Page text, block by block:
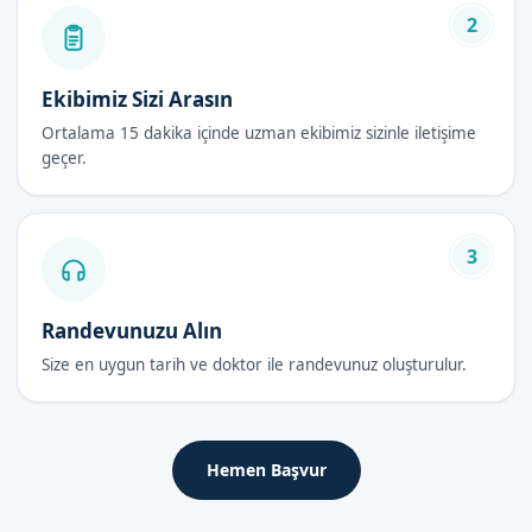
Lazer sünnet fiyatları 2026 yılında değişebilir. Ancak, bizimle
formumuzdan bize ulaşabilirsiniz.
Lazer Sünnet Sonrası Bakım Rehberi
İlk 48 Saat
Lazer sünnet之后, ilk 48 saat içinde sünnet bölgesine dikkat
etmeniz gerekir. Sünnet bölgesini temiz tutmalı ve doktorun
İyileşme Süreci
Lazer sünnet iyileşme süreci, diğer sünnet yöntemlerine göre
bölgesine dikkat etmek önemlidir.
2
Ekibimiz Sizi Arasın
Ortalama 15 dakika içinde uzman ekibimiz sizinle iletişime
geçer.
3
Randevunuzu Alın
Size en uygun tarih ve doktor ile randevunuz oluşturulur.
Hemen Başvur